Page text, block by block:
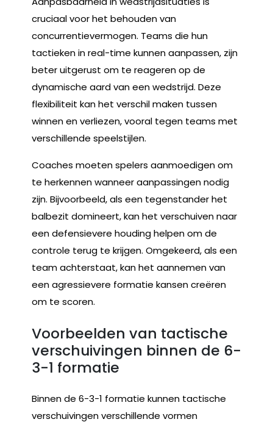
cruciaal voor het behouden van
concurrentievermogen. Teams die hun
tactieken in real-time kunnen aanpassen, zijn
beter uitgerust om te reageren op de
dynamische aard van een wedstrijd. Deze
flexibiliteit kan het verschil maken tussen
winnen en verliezen, vooral tegen teams met
verschillende speelstijlen.
Coaches moeten spelers aanmoedigen om
te herkennen wanneer aanpassingen nodig
zijn. Bijvoorbeeld, als een tegenstander het
balbezit domineert, kan het verschuiven naar
een defensievere houding helpen om de
controle terug te krijgen. Omgekeerd, als een
team achterstaat, kan het aannemen van
een agressievere formatie kansen creëren
om te scoren.
Voorbeelden van tactische
verschuivingen binnen de 6-
3-1 formatie
Binnen de 6-3-1 formatie kunnen tactische
verschuivingen verschillende vormen